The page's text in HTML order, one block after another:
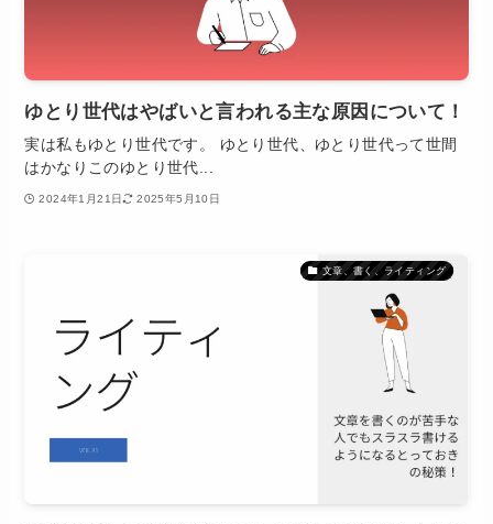
ゆとり世代はやばいと言われる主な原因について！
実は私もゆとり世代です。 ゆとり世代、ゆとり世代って世間
はかなりこのゆとり世代...
2024年1月21日 2025年5月10日
文章、書く、ライティング